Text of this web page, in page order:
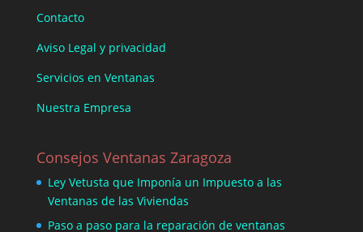
Contacto
Aviso Legal y privacidad
Servicios en Ventanas
Nuestra Empresa
Consejos Ventanas Zaragoza
Ley Vetusta que Imponía un Impuesto a las
Ventanas de las Viviendas
Paso a paso para la reparación de ventanas